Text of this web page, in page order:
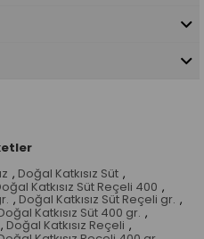
, Doğal Katkısız Süt ,
Katkısız Süt Reçeli 400 ,
, Doğal Katkısız Süt Reçeli gr. ,
Katkısız Süt 400 gr. ,
, Doğal Katkısız Reçeli ,